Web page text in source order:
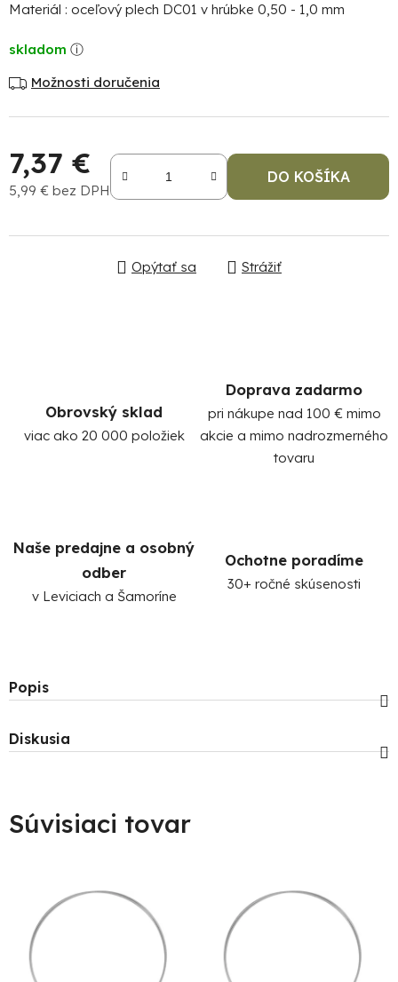
Materiál : oceľový plech DC01 v hrúbke 0,50 - 1,0 mm
skladom
Možnosti doručenia
7,37 €
5,99 € bez DPH
DO KOŠÍKA
Opýtať sa Strážiť
Obrovský sklad
viac ako 20 000 položiek
Doprava zadarmo
pri nákupe nad 100 € mimo
akcie a mimo nadrozmerného
tovaru
Naše predajne a osobný
odber
v Leviciach a Šamoríne
Ochotne poradíme
30+ ročné skúsenosti
Popis
Diskusia
Súvisiaci tovar